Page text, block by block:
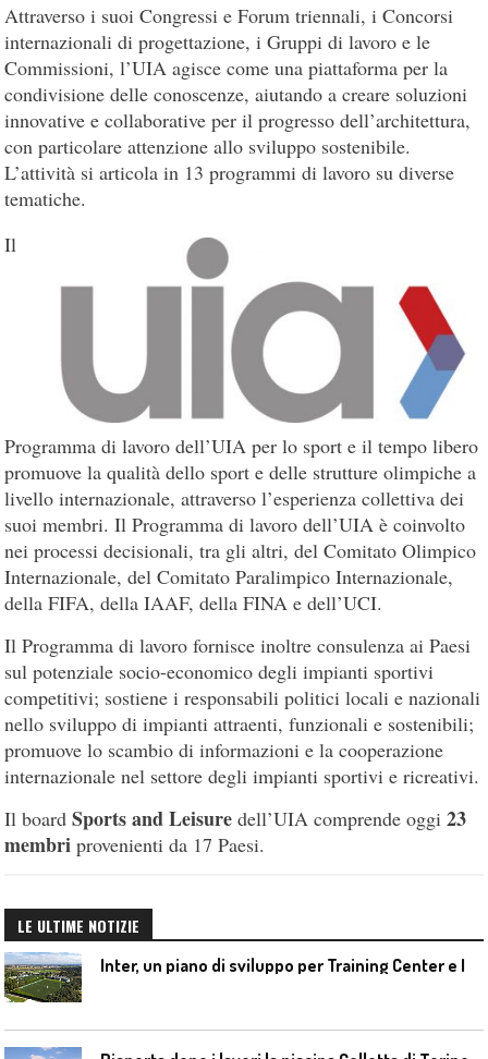
Attraverso i suoi Congressi e Forum triennali, i Concorsi
internazionali di progettazione, i Gruppi di lavoro e le
Commissioni, l’UIA agisce come una piattaforma per la
condivisione delle conoscenze, aiutando a creare soluzioni
innovative e collaborative per il progresso dell’architettura,
con particolare attenzione allo sviluppo sostenibile.
L’attività si articola in 13 programmi di lavoro su diverse
tematiche.
Il
Programma di lavoro dell’UIA per lo sport e il tempo libero
promuove la qualità dello sport e delle strutture olimpiche a
livello internazionale, attraverso l’esperienza collettiva dei
suoi membri. Il Programma di lavoro dell’UIA è coinvolto
nei processi decisionali, tra gli altri, del Comitato Olimpico
Internazionale, del Comitato Paralimpico Internazionale,
della FIFA, della IAAF, della FINA e dell’UCI.
Il Programma di lavoro fornisce inoltre consulenza ai Paesi
sul potenziale socio-economico degli impianti sportivi
competitivi; sostiene i responsabili politici locali e nazionali
nello sviluppo di impianti attraenti, funzionali e sostenibili;
promuove lo scambio di informazioni e la cooperazione
internazionale nel settore degli impianti sportivi e ricreativi.
Il boardSports and Leisure dell’UIA comprende oggi23
membriprovenienti da 17 Paesi.
LE ULTIME NOTIZIE